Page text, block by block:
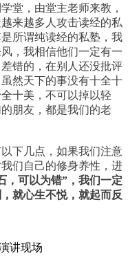
堂，由堂主老师来教，
来越多人攻击读经的私
所谓纯读经的私塾，我
，我相信他们一定有一
错的，在别人还没批评
然天下的事没有十全十
十美，不可以掉以轻
朋友，都是我们的老
下几点，如果我们注意
们自己的修身养性，进
，可以为错”，我们一定
就心生不悦，就起而反